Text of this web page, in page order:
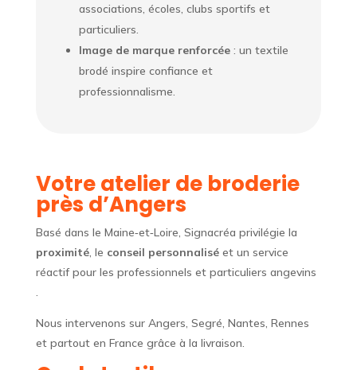
associations, écoles, clubs sportifs et
particuliers.
Image de marque renforcée: un textile
brodé inspire confiance et
professionnalisme.
Votre atelier de broderie
près d’Angers
Basé dans le Maine‑et‑Loire, Signacréa privilégie la
proximité, le conseil personnaliséet un service
réactif pour les professionnels et particuliers angevins
Nous intervenons sur Angers, Segré, Nantes, Rennes
et partout en France grâce à la livraison.